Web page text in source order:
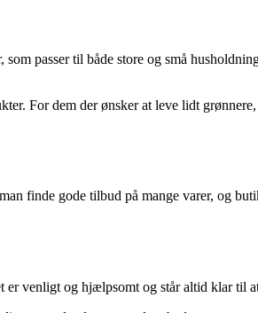
passer til både store og små
For dem der ønsker at leve lidt
finde gode tilbud på mange varer, og
venligt og hjælpsomt og står altid klar til